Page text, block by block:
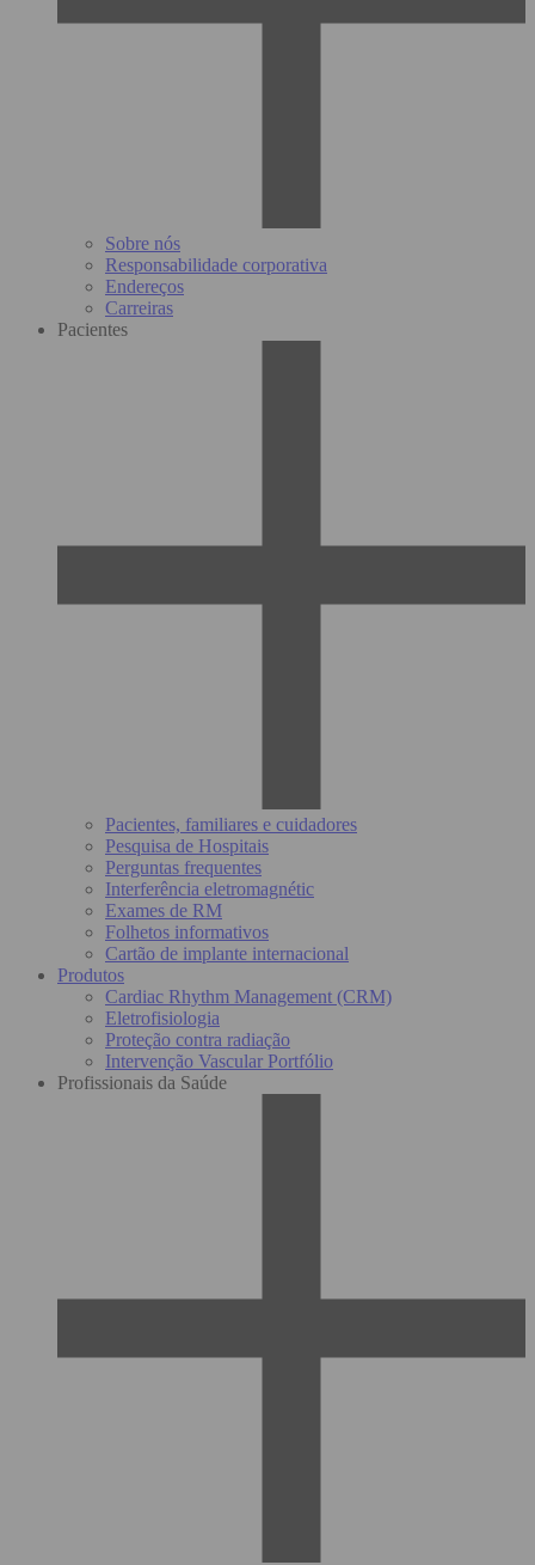
Sobre nós
Responsabilidade corporativa
Endereços
Carreiras
Pacientes
Pacientes, familiares e cuidadores
Pesquisa de Hospitais
Perguntas frequentes
Interferência eletromagnétic
Exames de RM
Folhetos informativos
Cartão de implante internacional
Produtos
Cardiac Rhythm Management (CRM)
Eletrofisiologia
Proteção contra radiação
Intervenção Vascular Portfólio
Profissionais da Saúde